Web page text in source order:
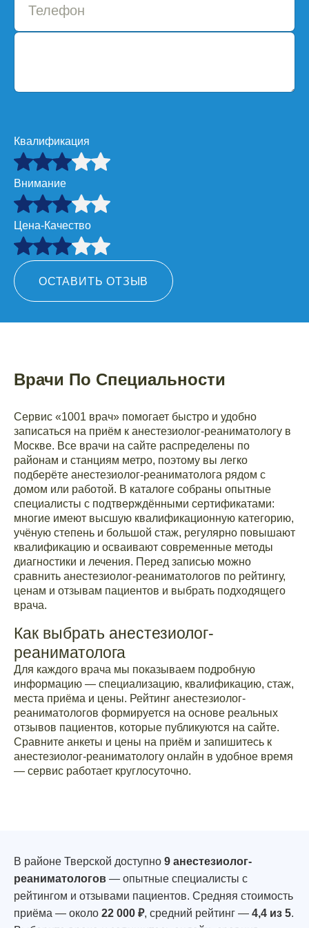
Квалификация
Внимание
Цена-Качество
ОСТАВИТЬ ОТЗЫВ
Врачи По Специальности
Сервис «1001 врач» помогает быстро и удобно
записаться на приём к анестезиолог-реаниматологу в
Москве. Все врачи на сайте распределены по
районам и станциям метро, поэтому вы легко
подберёте анестезиолог-реаниматолога рядом с
домом или работой. В каталоге собраны опытные
специалисты с подтверждёнными сертификатами:
многие имеют высшую квалификационную категорию,
учёную степень и большой стаж, регулярно повышают
квалификацию и осваивают современные методы
диагностики и лечения. Перед записью можно
сравнить анестезиолог-реаниматологов по рейтингу,
ценам и отзывам пациентов и выбрать подходящего
врача.
Как выбрать анестезиолог-
реаниматолога
Для каждого врача мы показываем подробную
информацию — специализацию, квалификацию, стаж,
места приёма и цены. Рейтинг анестезиолог-
реаниматологов формируется на основе реальных
отзывов пациентов, которые публикуются на сайте.
Сравните анкеты и цены на приём и запишитесь к
анестезиолог-реаниматологу онлайн в удобное время
— сервис работает круглосуточно.
В районе Тверской доступно 9 анестезиолог-
реаниматологов — опытные специалисты с
рейтингом и отзывами пациентов. Средняя стоимость
приёма — около 22 000 ₽, средний рейтинг — 4,4 из 5.